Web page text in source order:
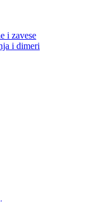
i zavese
i dimeri